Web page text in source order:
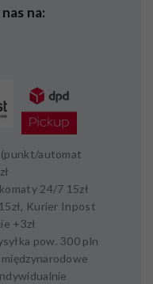
na:
(punkt/automat
24/7 15zł
15zł, Kurier Inpost
+3zł
pow.300 pln